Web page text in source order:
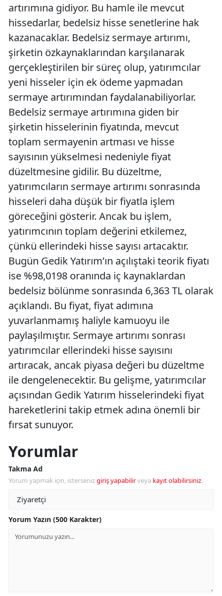
artırımına gidiyor. Bu hamle ile mevcut
hissedarlar, bedelsiz hisse senetlerine hak
kazanacaklar. Bedelsiz sermaye artırımı,
şirketin özkaynaklarından karşılanarak
gerçekleştirilen bir süreç olup, yatırımcılar
yeni hisseler için ek ödeme yapmadan
sermaye artırımından faydalanabiliyorlar.
Bedelsiz sermaye artırımına giden bir
şirketin hisselerinin fiyatında, mevcut
toplam sermayenin artması ve hisse
sayısının yükselmesi nedeniyle fiyat
düzeltmesine gidilir. Bu düzeltme,
yatırımcıların sermaye artırımı sonrasında
hisseleri daha düşük bir fiyatla işlem
göreceğini gösterir. Ancak bu işlem,
yatırımcının toplam değerini etkilemez,
çünkü ellerindeki hisse sayısı artacaktır.
Bugün Gedik Yatırım’ın açılıştaki teorik fiyatı
ise %98,0198 oranında iç kaynaklardan
bedelsiz bölünme sonrasında 6,363 TL olarak
açıklandı. Bu fiyat, fiyat adımına
yuvarlanmamış haliyle kamuoyu ile
paylaşılmıştır. Sermaye artırımı sonrası
yatırımcılar ellerindeki hisse sayısını
artıracak, ancak piyasa değeri bu düzeltme
ile dengelenecektir. Bu gelişme, yatırımcılar
açısından Gedik Yatırım hisselerindeki fiyat
hareketlerini takip etmek adına önemli bir
fırsat sunuyor.
Yorumlar
Takma Ad
Yorum yapmak için, istersenizgiriş yapabilirveya kayıt olabilirsiniz.
Yorum Yazın (500 Karakter)